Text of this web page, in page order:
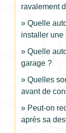
ravalement
Quelle
installer une
Quelle
garage ?
Quelles
avant de
Peut-on
après sa